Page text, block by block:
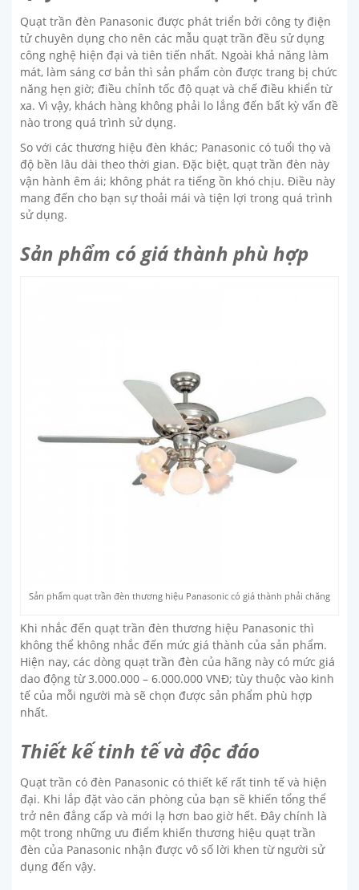
Quạt trần đèn Panasonic được phát triển bởi công ty điện
tử chuyên dụng cho nên các mẫu quạt trần đều sử dụng
công nghệ hiện đại và tiên tiến nhất. Ngoài khả năng làm
mát, làm sáng cơ bản thì sản phẩm còn được trang bị chức
năng hẹn giờ; điều chỉnh tốc độ quạt và chế điều khiển từ
xa. Vì vậy, khách hàng không phải lo lắng đến bất kỳ vấn đề
nào trong quá trình sử dụng.
So với các thương hiệu đèn khác; Panasonic có tuổi thọ và
độ bền lâu dài theo thời gian. Đặc biệt, quạt trần đèn này
vận hành êm ái; không phát ra tiếng ồn khó chịu. Điều này
mang đến cho bạn sự thoải mái và tiện lợi trong quá trình
sử dụng.
Sản phẩm có giá thành phù hợp
Sản phẩm quạt trần đèn thương hiệu Panasonic có giá thành phải chăng
Khi nhắc đến quạt trần đèn thương hiệu Panasonic thì
không thể không nhắc đến mức giá thành của sản phẩm.
Hiện nay, các dòng quạt trần đèn của hãng này có mức giá
dao động từ 3.000.000 – 6.000.000 VNĐ; tùy thuộc vào kinh
tế của mỗi người mà sẽ chọn được sản phẩm phù hợp
nhất.
Thiết kế tinh tế và độc đáo
Quạt trần có đèn Panasonic có thiết kế rất tinh tế và hiện
đại. Khi lắp đặt vào căn phòng của bạn sẽ khiến tổng thể
trở nên đẳng cấp và mới lạ hơn bao giờ hết. Đây chính là
một trong những ưu điểm khiến thương hiệu quạt trần
đèn của Panasonic nhận được vô số lời khen từ người sử
dụng đến vậy.